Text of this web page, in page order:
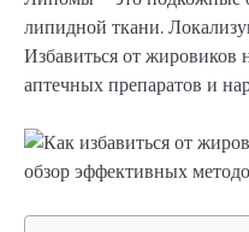
липидной ткани.
Избавиться от
аптечных препаратов и